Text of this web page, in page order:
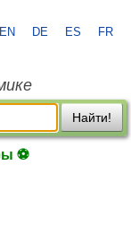
EN DE ES FR
Найти!
⚽